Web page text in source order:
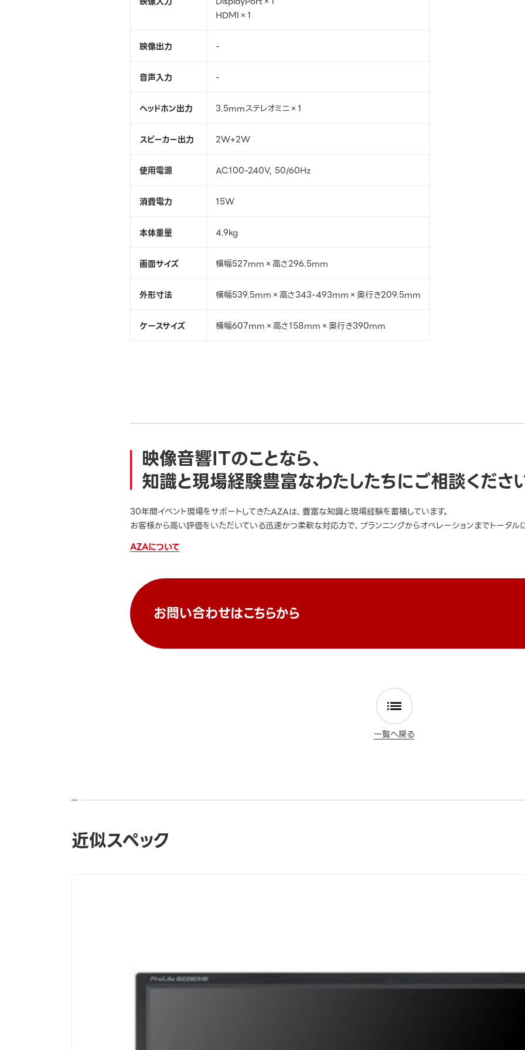
HDMI×1
映像出力 -
音声入力 -
ヘッドホン出力 3.5mmステレオミニ×1
スピーカー出力 2W+2W
使用電源 AC100-240V, 50/60Hz
消費電力 15W
本体重量 4.9kg
画面サイズ 横幅527mm×高さ296.5mm
外形寸法 横幅539.5mm×高さ343-493mm×奥行き209.5mm
ケースサイズ 横幅607mm×高さ158mm×奥行き390mm
映像音響ITのことなら、
知識と現場経験豊富なわたしたちにご相談くださ
30年間イベント現場をサポートしてきたAZAは、豊富な知識と現場経験を蓄積しています。
お客様から高い評価をいただいている迅速かつ柔軟な対応力で、プランニングからオペレーションまでトータル
AZAについて
お問い合わせはこちらから
一覧へ戻る
近似スペック